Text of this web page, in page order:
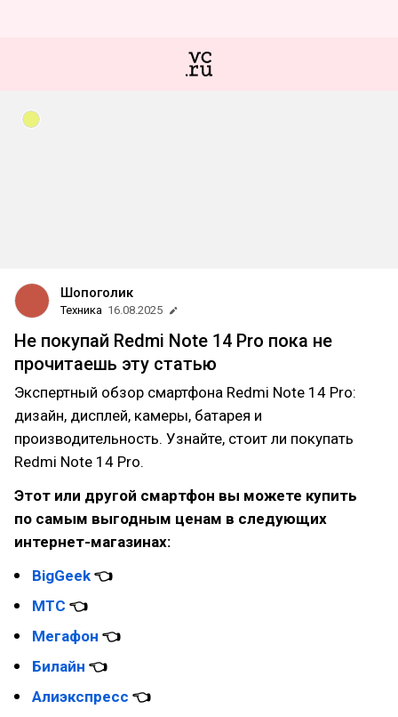
Шопоголик
Техника 16.08.2025
Не покупай Redmi Note 14 Pro пока не
прочитаешь эту статью
Экспертный обзор смартфона Redmi Note 14 Pro:
дизайн, дисплей, камеры, батарея и
производительность. Узнайте, стоит ли покупать
Redmi Note 14 Pro.
Этот или другой смартфон вы можете купить
по самым выгодным ценам в следующих
интернет-магазинах:
BigGeek 👈
МТС 👈
Мегафон 👈
Билайн 👈
Алиэкспресс 👈